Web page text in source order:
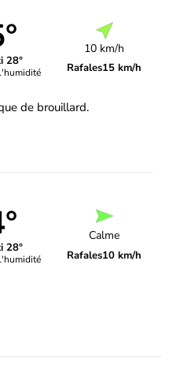
28°
10 km/h
Rafales15 km/h
de brouillard.
28°
Calme
Rafales10 km/h